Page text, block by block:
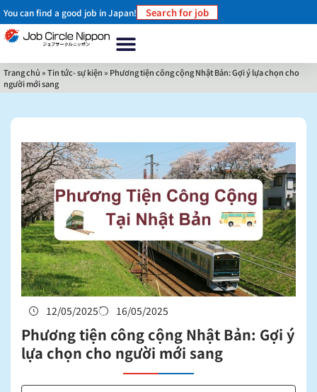
You can find a good job in Japan! Search for job
Trang chủ »Tin tức- sự kiện » Phương tiện công cộng Nhật Bản: Gợi ý lựa chọn cho
người mới sang
12/05/2025 16/05/2025
Phương tiện công cộng Nhật Bản: Gợi ý
lựa chọn cho người mới sang